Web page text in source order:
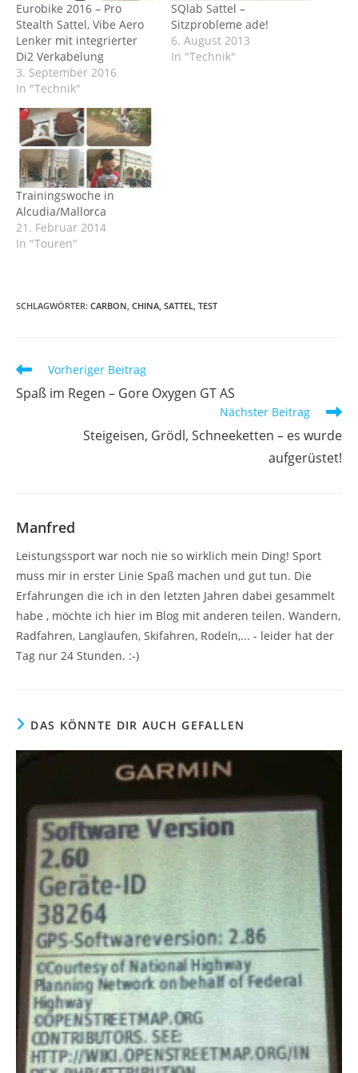
Eurobike 2016 – Pro
Stealth Sattel, Vibe Aero
Lenker mit integrierter
Di2 Verkabelung
3. September 2016
In "Technik"
SQlab Sattel –
Sitzprobleme ade!
6. August 2013
In "Technik"
Trainingswoche in
Alcudia/Mallorca
21. Februar 2014
In "Touren"
SCHLAGWÖRTER: CARBON CHINA SATTEL TEST
Weitere
Artikel
ansehen
Vorheriger Beitrag
Spaß im Regen – Gore Oxygen GT AS
Nächster Beitrag
Steigeisen, Grödl, Schneeketten – es wurde
aufgerüstet!
Manfred
Leistungssport war noch nie so wirklich mein Ding! Sport
muss mir in erster Linie Spaß machen und gut tun. Die
Erfahrungen die ich in den letzten Jahren dabei gesammelt
habe , möchte ich hier im Blog mit anderen teilen. Wandern,
Radfahren, Langlaufen, Skifahren, Rodeln,... - leider hat der
Tag nur 24 Stunden. :-)
DAS KÖNNTE DIR AUCH GEFALLEN